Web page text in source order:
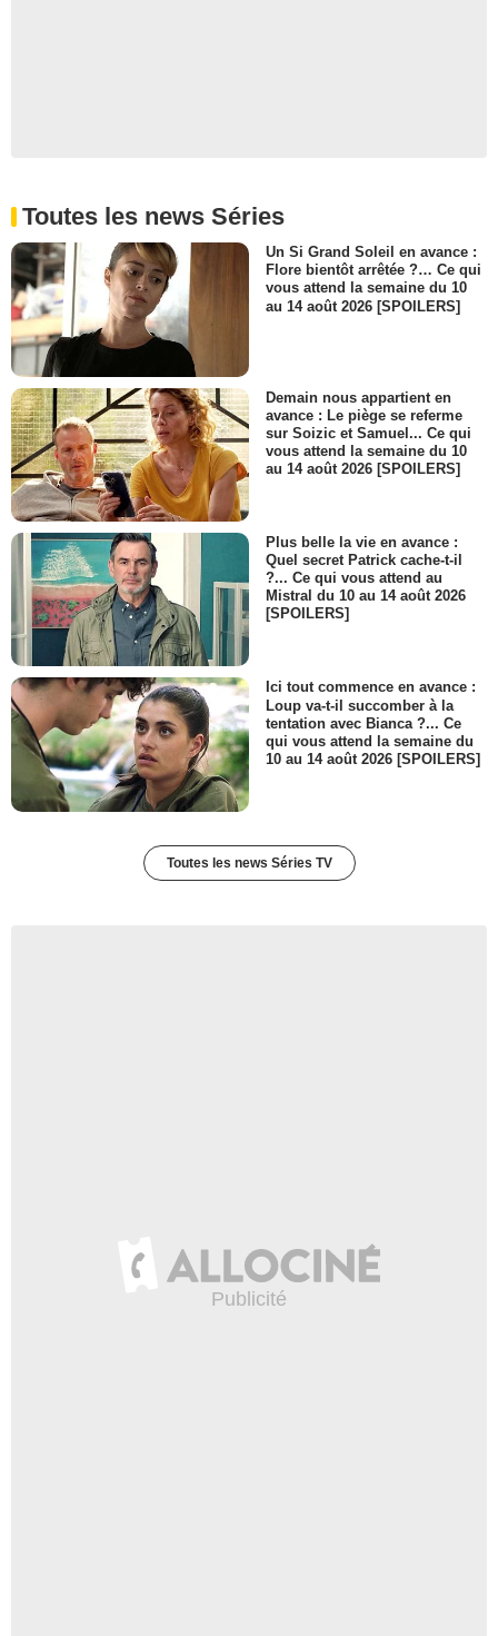
Toutes les news Séries
Un Si Grand Soleil en avance :
Flore bientôt arrêtée ?… Ce qui
vous attend la semaine du 10
au 14 août 2026 [SPOILERS]
Demain nous appartient en
avance : Le piège se referme
sur Soizic et Samuel... Ce qui
vous attend la semaine du 10
au 14 août 2026 [SPOILERS]
Plus belle la vie en avance :
Quel secret Patrick cache-t-il
?... Ce qui vous attend au
Mistral du 10 au 14 août 2026
[SPOILERS]
Ici tout commence en avance :
Loup va-t-il succomber à la
tentation avec Bianca ?... Ce
qui vous attend la semaine du
10 au 14 août 2026 [SPOILERS]
Toutes les news Séries TV